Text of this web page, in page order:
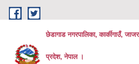
Skip to main content
छेडागाड नगरपालिका, कार्कीगाउँ,
प्रदेश, नेपाल ।